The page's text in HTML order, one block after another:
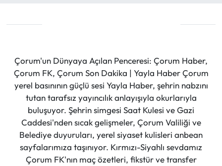
Çorum'un Dünyaya Açılan Penceresi: Çorum Haber,
Çorum FK, Çorum Son Dakika | Yayla Haber Çorum
yerel basınının güçlü sesi Yayla Haber, şehrin nabzını
tutan tarafsız yayıncılık anlayışıyla okurlarıyla
buluşuyor. Şehrin simgesi Saat Kulesi ve Gazi
Caddesi'nden sıcak gelişmeler, Çorum Valiliği ve
Belediye duyuruları, yerel siyaset kulisleri anbean
sayfalarımıza taşınıyor. Kırmızı-Siyahlı sevdamız
Çorum FK'nın maç özetleri, fikstür ve transfer